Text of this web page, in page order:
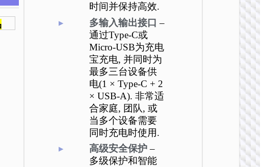
时间并保持高效.
多输入输出接口 –
通过Type-C或
Micro-USB为充电
宝充电, 并同时为
最多三台设备供
电(1 × Type-C + 2
× USB-A). 非常适
合家庭, 团队, 或
当多个设备需要
同时充电时使用.
高级安全保护–
多级保护和智能
移动
全兼容
源